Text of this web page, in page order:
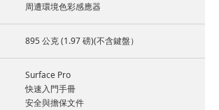
周遭環境色彩感應器
895 公克 (1.97 磅)(不含鍵盤）
Surface Pro
快速入門手冊
安全與擔保文件